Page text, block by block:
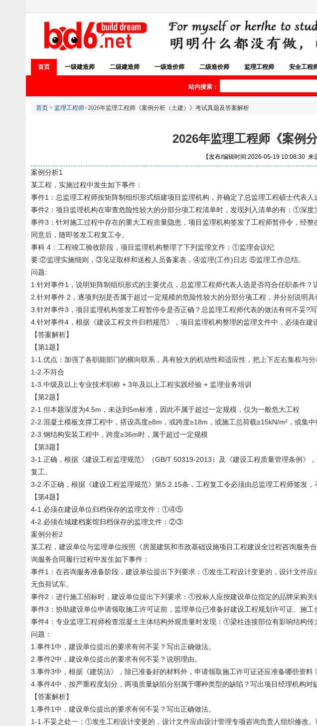
首页 一级建造师 二级建造师 一级造价师 二级造价师 监理工程师 安全工程
站内搜索：
首页 > 监理工程师>2026年监理工程师《案例分析（土建）》考试真题及答案解析
2026年监理工程师《案例
【发布/编辑时间:2026-05-19 10:08:30
案例分析1
某工程，实施过程中发生如下事件：
事件1：总监理工程师按矩阵制组织形式组建项目监理机构，并确定了总监理工程硕士代表
事件2：项目监理机构在审查危险性较大的分部分项工程清单时，发现列入清单的有：①深
事件3：针对施工过程中存在的重大工程质量隐患，项目监理机构签发了工程师暂停令，经
同意后，随即签发工程复工令。
事科 4：工程竣工验收阶段，项目监理机构整理了下列监理文件：①监理会议纪
要:②监理实施细则，③见证取样和送检人员备案表，④监理(工作)日志 ⑤监理工作总结。
问题:
1.针对事件1，说明矩阵制组织形式的主要优点，总监理工程师代表人选是否符合任职条件？
2.针对事件 2，逐项判别是否属于超过一定规模的危险性较大的分部分项工程，并分别说明具
3.针对事件3，项目监理机构签发工程暂停令是否正确？总监理工程师代表的做法有何不妥?写
4.针对事件4，根据《建设工程文件归档规范》，项目监理机构整理的监理文件中，必须在
【答案解析】
【第1题】
1-1.优点：加强了各职能部门的横向联系，具有较大的机动性和适应性，把上下左右集权与
1-2.不符合
1-3.中级及以上专业技术职称 + 3年及以上工程实践经验 + 监理业务培训
【第2题】
2-1.但本题深度为4.5m，未达到5m标准，因此不属于超过一定规模，仅为一般危大工程
2-2.混凝土模板支撑工程中，搭设高度≥8m，或跨度≥18m，或施工总荷载≥15kN/m²，或集
2-3.钢结构安装工程中，跨度≥36m时，属于超过一定规模
【第3题】
3-1.正确，根据《建设工程监理规范》（GB/T 50319-2013）及《建设工程质量管理条例》
复工。
3-2.不正确，根据《建设工程监理规范》第5.2.15条，工程复工令必须由总监理工程师签发，
【第4题】
4-1.必须在建设单位归档保存的监理文件：①④⑤
4-2.必须在城建档案馆归档保存的监理文件：②③
案例分析2
某工程，建设单位与监理单位按照《房屋建筑和市政基础设施项目工程建设全过程咨询服
询服务合同履行过程中发生如下事件：
事件1：在咨询服务准备阶段，建设单位提出下列要求：①发生工程设计变更的，设计文件
无负荷试车。
事件2：进行施工招标时，建设单位提出下列要求：①投标人应按建设单位指定的品牌采购
事件3：协助建设单位申请领取施工许可证前，监理单位已准备好建设工程规划许可证、施工
事件4：专业监理工程师检查混凝土主体结构外观质量时发现：①梁柱连接部位有影响结构
问题：
1.事件1中，建设单位提出的要求有何不妥？写出正确做法。
2.事件2中，建设单位提出的要求有何不妥？说明理由。
3.事件3中，根据《建筑法》，除已准备好的材料外，申请领取施工许可证还应准备哪些资料
4.事件4中，按严重程度划分，两项质量缺陷分别属于哪种类型的缺陷？写出项目经理机构对
【答案解析】
1.事件1中，建设单位提出的要求有何不妥？写出正确做法。
1-1.不妥之处一：①发生工程设计变更的，设计文件应由设计管理专项咨询负责人组织修改